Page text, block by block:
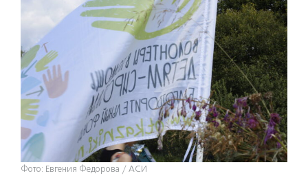
Фото: Евгения Федорова / АСИ